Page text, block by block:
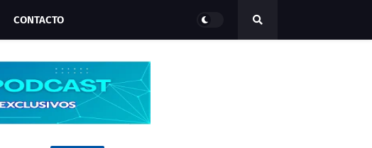
CONTACTO